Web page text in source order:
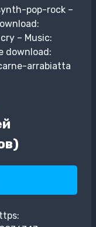
pop-rock –
– Music:
download:
arrabiatta